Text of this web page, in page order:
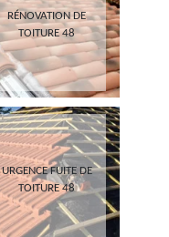
RÉNOVATION DE
TOITURE 48
URGENCE FUITE DE
TOITURE 48